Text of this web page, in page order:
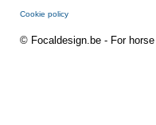
Cookie policy
© Focaldesign.be - For